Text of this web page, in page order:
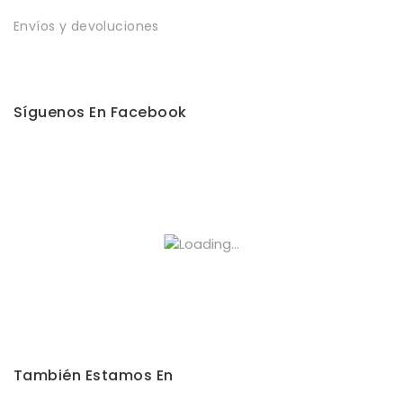
Envíos y devoluciones
Síguenos En Facebook
También Estamos En